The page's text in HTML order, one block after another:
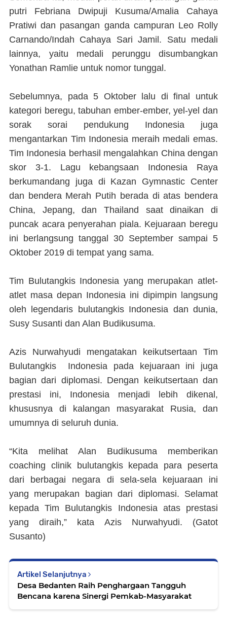
putri Febriana Dwipuji Kusuma/Amalia Cahaya
Pratiwi dan pasangan ganda campuran Leo Rolly
Carnando/Indah Cahaya Sari Jamil. Satu medali
lainnya, yaitu medali perunggu disumbangkan
Yonathan Ramlie untuk nomor tunggal.
Sebelumnya, pada 5 Oktober lalu di final untuk
kategori beregu, tabuhan ember-ember, yel-yel dan
sorak sorai pendukung Indonesia juga
mengantarkan Tim Indonesia meraih medali emas.
Tim Indonesia berhasil mengalahkan China dengan
skor 3-1. Lagu kebangsaan Indonesia Raya
berkumandang juga di Kazan Gymnastic Center
dan bendera Merah Putih berada di atas bendera
China, Jepang, dan Thailand saat dinaikan di
puncak acara penyerahan piala. Kejuaraan beregu
ini berlangsung tanggal 30 September sampai 5
Oktober 2019 di tempat yang sama.
Tim Bulutangkis Indonesia yang merupakan atlet-
atlet masa depan Indonesia ini dipimpin langsung
oleh legendaris bulutangkis Indonesia dan dunia,
Susy Susanti dan Alan Budikusuma.
Azis Nurwahyudi mengatakan keikutsertaan Tim
Bulutangkis Indonesia pada kejuaraan ini juga
bagian dari diplomasi. Dengan keikutsertaan dan
prestasi ini, Indonesia menjadi lebih dikenal,
khususnya di kalangan masyarakat Rusia, dan
umumnya di seluruh dunia.
“Kita melihat Alan Budikusuma memberikan
coaching clinik bulutangkis kepada para peserta
dari berbagai negara di sela-sela kejuaraan ini
yang merupakan bagian dari diplomasi. Selamat
kepada Tim Bulutangkis Indonesia atas prestasi
yang diraih,” kata Azis Nurwahyudi. (Gatot
Susanto)
Artikel Selanjutnya
Desa Bedanten Raih Penghargaan Tangguh
Bencana karena Sinergi Pemkab-Masyarakat